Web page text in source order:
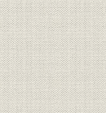
本文収録図・表一覧
主要参考文献
あとがき
【題字】 取締役会長 鈴